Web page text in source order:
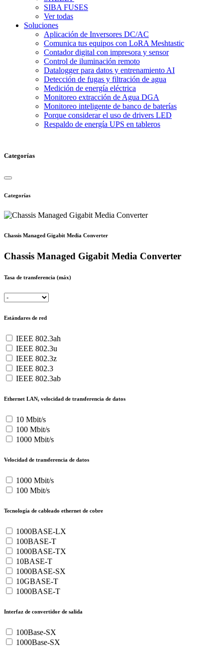
SIBA FUSES
Ver todas
Soluciones
Aplicación de Inversores DC/AC
Comunica tus equipos con LoRA Meshtastic
Contador digital con impresora y sensor
Control de iluminación remoto
Datalogger para datos y entrenamiento AI
Detección de fugas y filtración de agua
Medición de energía eléctrica
Monitoreo extracción de Agua DGA
Monitoreo inteligente de banco de baterías
Porque considerar el uso de drivers LED
Respaldo de energía UPS en tableros
Categorías
Categorías
Chassis Managed Gigabit Media Converter
Chassis Managed Gigabit Media Converter
Tasa de transferencia (máx)
Estándares de red
IEEE 802.3ah
IEEE 802.3u
IEEE 802.3z
IEEE 802.3
IEEE 802.3ab
Ethernet LAN, velocidad de transferencia de datos
10 Mbit/s
100 Mbit/s
1000 Mbit/s
Velocidad de transferencia de datos
1000 Mbit/s
100 Mbit/s
Tecnología de cableado ethernet de cobre
1000BASE-LX
100BASE-T
1000BASE-TX
10BASE-T
1000BASE-SX
10GBASE-T
1000BASE-T
Interfaz de convertidor de salida
100Base-SX
1000Base-SX